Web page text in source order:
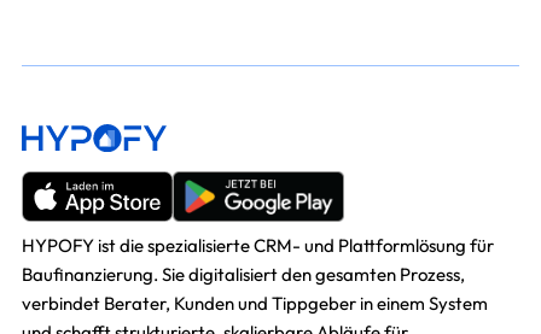
HYPOFY ist die spezialisierte CRM- und Plattformlösung für
Baufinanzierung. Sie digitalisiert den gesamten Prozess,
verbindet Berater, Kunden und Tippgeber in einem System